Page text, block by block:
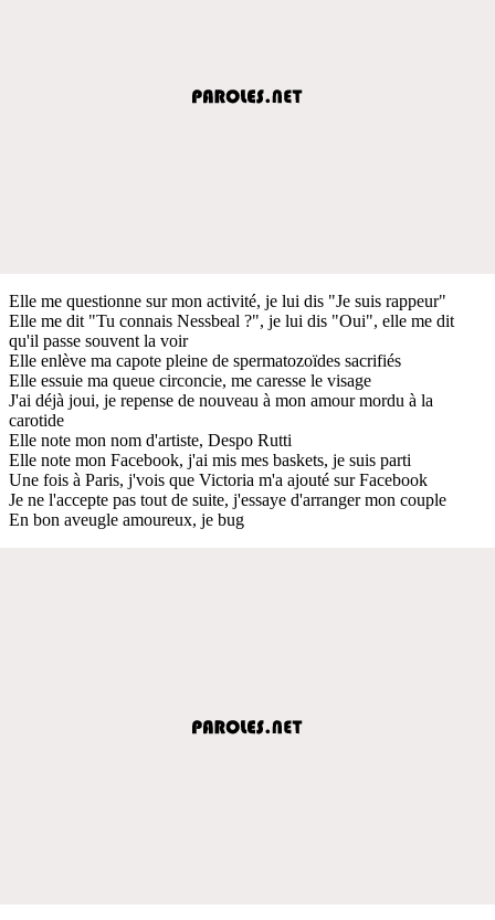
Elle me questionne sur mon activité, je lui dis "Je suis rappeur"
Elle me dit "Tu connais Nessbeal ?", je lui dis "Oui", elle me dit
qu'il passe souvent la voir
Elle enlève ma capote pleine de spermatozoïdes sacrifiés
Elle essuie ma queue circoncie, me caresse le visage
J'ai déjà joui, je repense de nouveau à mon amour mordu à la
carotide
Elle note mon nom d'artiste, Despo Rutti
Elle note mon Facebook, j'ai mis mes baskets, je suis parti
Une fois à Paris, j'vois que Victoria m'a ajouté sur Facebook
Je ne l'accepte pas tout de suite, j'essaye d'arranger mon couple
En bon aveugle amoureux, je bug